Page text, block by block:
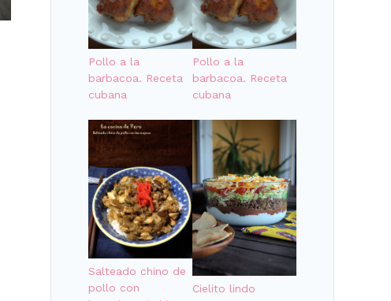
Pollo a la
barbacoa. Receta
cubana
Salteado chino de
pollo con
Pollo a la
barbacoa. Receta
cubana
Cielito lindo